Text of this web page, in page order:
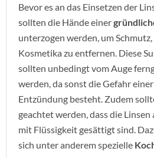
Bevor es an das Einsetzen der
sollten die Hände einer
unterzogen werden, um
Kosmetika zu entfernen. Diese
sollten unbedingt vom Auge
werden, da sonst die Gefahr
Entzündung besteht. Zudem
geachtet werden, dass die Linsen
mit Flüssigkeit gesättigt sind.
sich unter anderem spezielle